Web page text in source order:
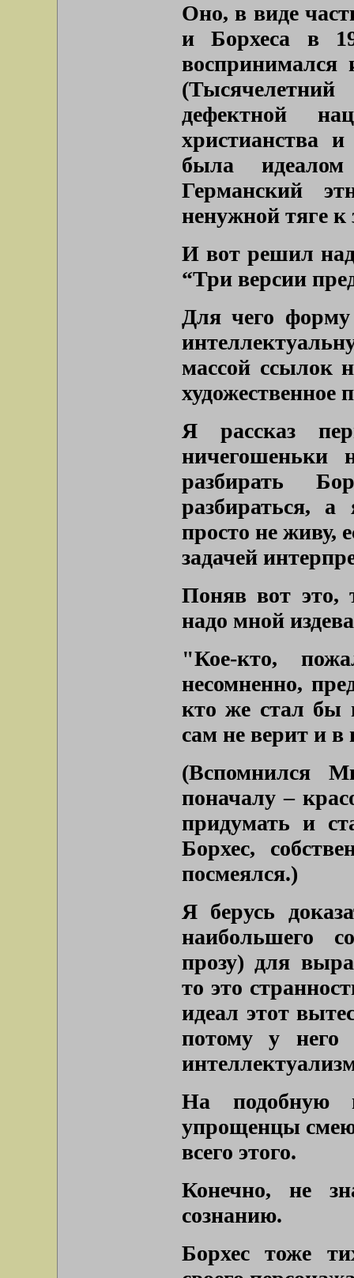
Оно, в виде
и Борхеса в
воспринимался
дефектной
христианства
была идеалом
Германский
ненужной тяге
И вот решил над
“Три версии
Для чего
массой ссылок
художественное
Я рассказ
разбирать
разбираться,
просто не живу,
задачей
Поняв вот это,
надо мной
"Кое-кто,
несомненно,
кто же стал бы
сам не верит и в
(Вспомнился
поначалу –
придумать и
Борхес,
посмеялся.)
Я берусь
наибольшего
прозу) для
то это
идеал этот
потому у него
На подобную
упрощенцы
всего этого.
Конечно, не
сознанию.
Борхес тоже